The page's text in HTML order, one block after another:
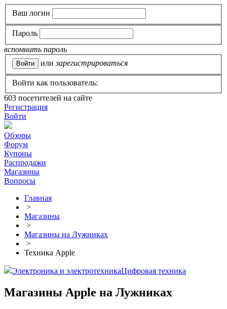
Ваш логин
Пароль
вспомнить пароль
или зарегистрироваться
Войти как пользователь:
603 посетителей на сайте
Регистрация
Войти
Обзоры
Форум
Купоны
Распродажи
Магазины
Вопросы
Главная
>
Магазины
>
Магазины на Лужниках
>
Техника Apple
Электроника и электротехникаЦифровая техника
Магазины Apple на Лужниках